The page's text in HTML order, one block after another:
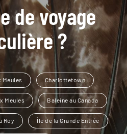
de voyage
?
Meules Charlottetown
Meules Baleine au Canada
Roy Île de la Grande Entrée